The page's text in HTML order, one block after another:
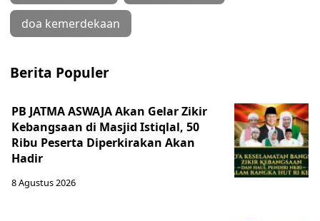
doa kemerdekaan
Berita Populer
PB JATMA ASWAJA Akan Gelar Zikir
Kebangsaan di Masjid Istiqlal, 50
Ribu Peserta Diperkirakan Akan
Hadir
8 Agustus 2026